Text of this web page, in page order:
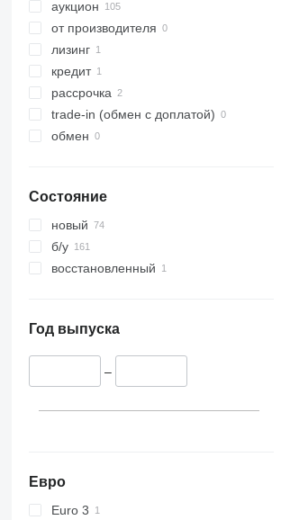
аукцион
от производителя
лизинг
кредит
рассрочка
trade-in (обмен с доплатой)
обмен
Состояние
новый
б/у
восстановленный
Год выпуска
–
Евро
Euro 3